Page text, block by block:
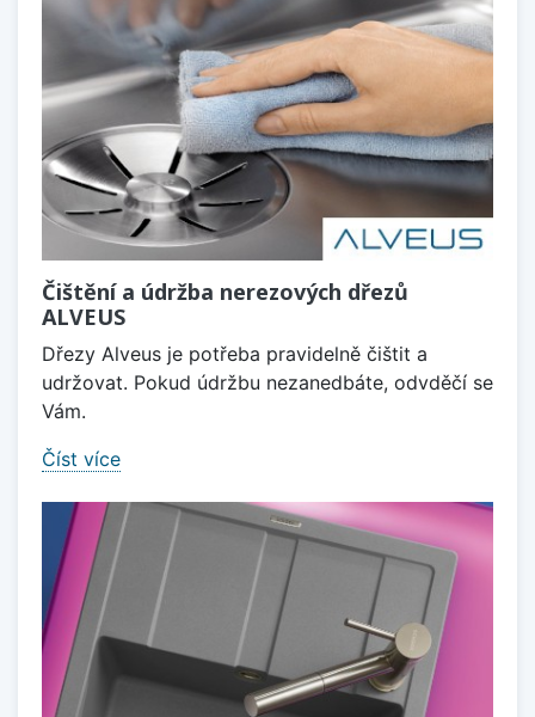
Čištění a údržba nerezových dřezů
ALVEUS
Dřezy Alveus je potřeba pravidelně čištit a
udržovat. Pokud údržbu nezanedbáte, odvděčí se
Vám.
Číst více